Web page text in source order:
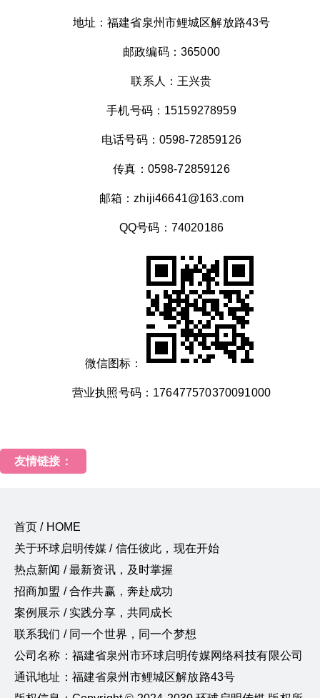
地址：福建省泉州市鲤城区解放路43号
邮政编码：365000
联系人：王兴贵
手机号码：15159278959
电话号码：0598-72859126
传真：0598-72859126
邮箱：zhiji46641@163.com
QQ号码：74020186
微信图标：
营业执照号码：176477570370091000
友情链接：
首页 / HOME
关于环球启明传媒 / 信任彼此，现在开始
热点新闻 / 最新资讯，及时掌握
招商加盟 / 合作共赢，奔赴成功
案例展示 / 实践分享，共同成长
联系我们 / 同一个世界，同一个梦想
公司名称：福建省泉州市环球启明传媒网络科技有限公司
通讯地址：福建省泉州市鲤城区解放路43号